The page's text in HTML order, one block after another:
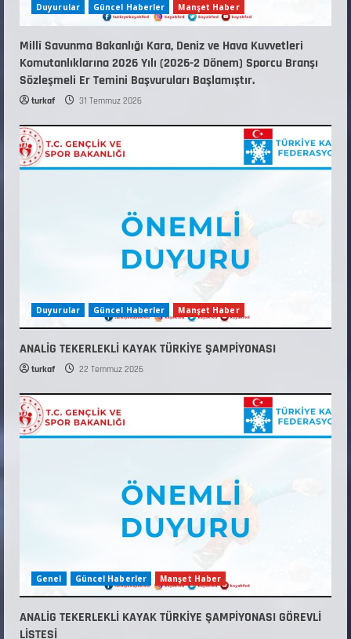
Duyurular Güncel Haberler Manşet Haber
Millî Savunma Bakanlığı Kara, Deniz ve Hava Kuvvetleri
Komutanlıklarına 2026 Yılı (2026-2 Dönem) Sporcu Branşı
Sözleşmeli Er Temini Başvuruları Başlamıştır.
turkaf 31 Temmuz 2026
Duyurular Güncel Haberler Manşet Haber
ANALİG TEKERLEKLİ KAYAK TÜRKİYE ŞAMPİYONASI
turkaf 22 Temmuz 2026
Genel Güncel Haberler Manşet Haber
ANALİG TEKERLEKLİ KAYAK TÜRKİYE ŞAMPİYONASI GÖREVLİ
LİSTESİ